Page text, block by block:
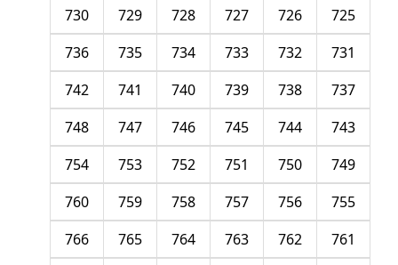
725
726
727
728
729
730
731
732
733
734
735
736
737
738
739
740
741
742
743
744
745
746
747
748
749
750
751
752
753
754
755
756
757
758
759
760
761
762
763
764
765
766